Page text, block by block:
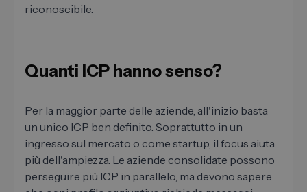
riconoscibile.
Quanti ICP hanno senso?
Per la maggior parte delle aziende, all'inizio basta
un unico ICP ben definito. Soprattutto in un
ingresso sul mercato o come startup, il focus aiuta
più dell'ampiezza. Le aziende consolidate possono
perseguire più ICP in parallelo, ma devono sapere